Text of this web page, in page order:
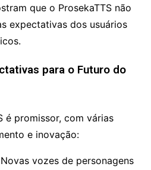
que o ProsekaTTS não
expectativas dos usuários
para o Futuro do
é promissor, com várias
e inovação:
Novas vozes de personagens